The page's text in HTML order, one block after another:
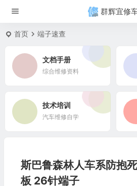
群辉宜修
首页 端子速查
文档手册
综合维修资料
技术培训
汽车维修自学
斯巴鲁森林人车系防抱
板 26针端子